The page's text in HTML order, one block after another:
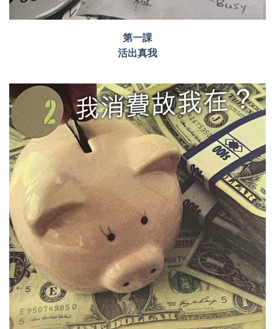
第一課
活出真我